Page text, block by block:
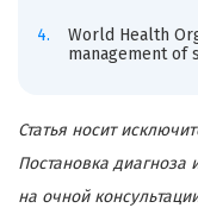
World Health
management of
Статья носит
Постановка
на очной